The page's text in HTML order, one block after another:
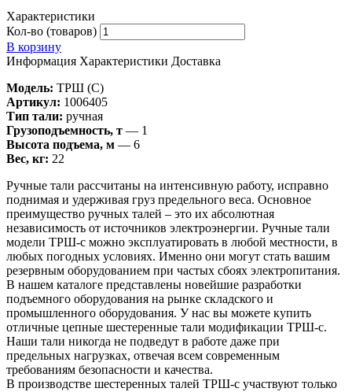
Характеристики
Кол-во (товаров)
В корзину
Информация Характеристики Доставка
Модель: ТРШ (C)
Артикул: 1006405
Тип тали: ручная
Грузоподъемность, т — 1
Высота подъема, м — 6
Вес, кг: 22
Ручные тали рассчитаны на интенсивную работу, исправно
поднимая и удерживая груз предельного веса. Основное
преимущество ручных талей – это их абсолютная
независимость от источников электроэнергии. Ручные тали
модели ТРШ-с можно эксплуатировать в любой местности, в
любых погодных условиях. Именно они могут стать вашим
резервным оборудованием при частых сбоях электропитания.
В нашем каталоге представлены новейшие разработки
подъемного оборудования на рынке складского и
промышленного оборудования. У нас вы можете купить
отличные цепные шестеренные тали модификации ТРШ-с.
Наши тали никогда не подведут в работе даже при
предельных нагрузках, отвечая всем современным
требованиям безопасности и качества.
В производстве шестеренных талей ТРШ-с участвуют только